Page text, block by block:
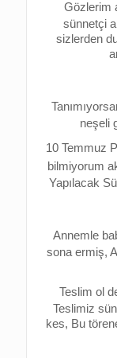
Gözlerim
sünnetçi
sizlerden
neşeli
10 Temmuz
bilmiyorum
Yapılacak
Annemle
sona ermiş,
Teslim ol
Teslimiz
kes, Bu